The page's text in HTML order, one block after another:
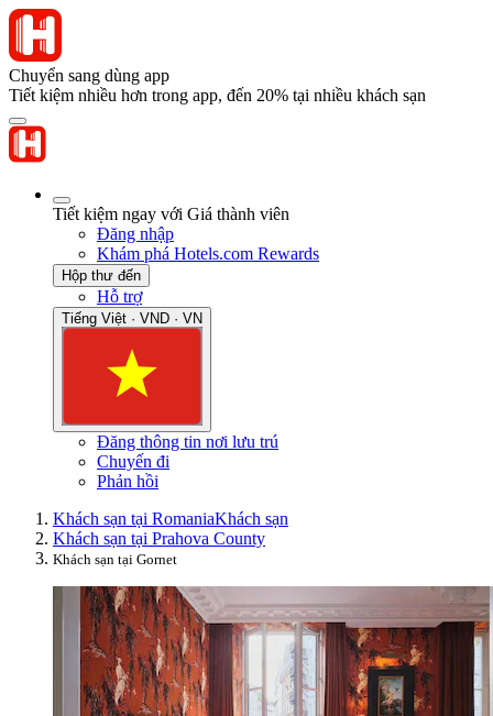
Chuyển sang dùng app
Tiết kiệm nhiều hơn trong app, đến 20% tại nhiều khách sạn
Tiết kiệm ngay với Giá thành viên
Đăng nhập
Khám phá Hotels.com Rewards
Hộp thư đến
Hỗ trợ
Tiếng Việt · VND · VN
Đăng thông tin nơi lưu trú
Chuyến đi
Phản hồi
Khách sạn tại RomaniaKhách sạn
Khách sạn tại Prahova County
Khách sạn tại Gornet